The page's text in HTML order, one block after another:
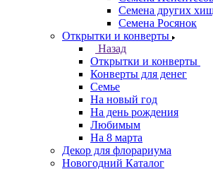
Семена других
Семена Росянок
Открытки и конверты
Назад
Открытки и конверты
Конверты для денег
Семье
На новый год
На день рождения
Любимым
На 8 марта
Декор для флорариума
Новогодний Каталог